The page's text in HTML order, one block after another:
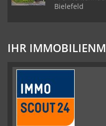
Bielefeld
IHR